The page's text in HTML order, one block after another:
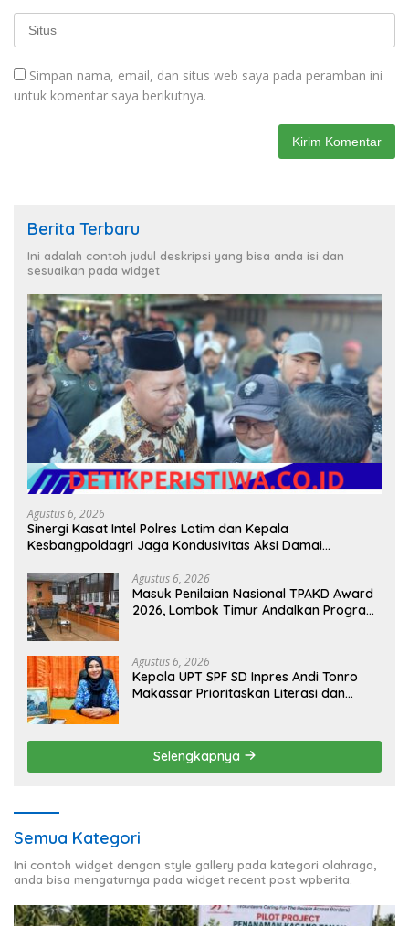
Simpan nama, email, dan situs web saya pada peramban ini
untuk komentar saya berikutnya.
Berita Terbaru
Ini adalah contoh judul deskripsi yang bisa anda isi dan
sesuaikan pada widget
Agustus 6, 2026
Sinergi Kasat Intel Polres Lotim dan Kepala
Kesbangpoldagri Jaga Kondusivitas Aksi Damai
Agustus 6, 2026
Masuk Penilaian Nasional TPAKD Award
2026, Lombok Timur Andalkan Program
Agustus 6, 2026
Kepala UPT SPF SD Inpres Andi Tonro
Makassar Prioritaskan Literasi dan
Selengkapnya
Semua Kategori
Ini contoh widget dengan style gallery pada kategori olahraga,
anda bisa mengaturnya pada widget recent post wpberita.